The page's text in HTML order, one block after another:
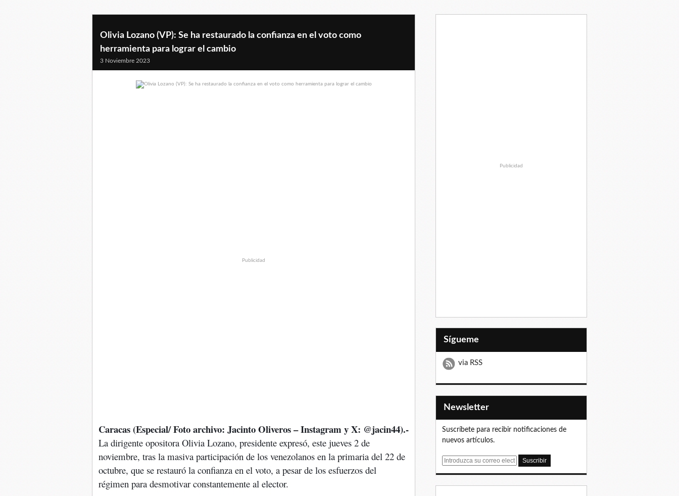
Olivia Lozano (VP): Se ha restaurado la confianza en el voto como
herramienta para lograr el cambio
3 Noviembre 2023
Publicidad
Caracas (Especial/ Foto archivo: Jacinto Oliveros – Instagram y X: @jacin44).-
La dirigente opositora Olivia Lozano, presidente expresó, este jueves 2 de
noviembre, tras la masiva participación de los venezolanos en la primaria del 22 de
octubre, que se restauró la confianza en el voto, a pesar de los esfuerzos del
régimen para desmotivar constantemente al elector.
Publicidad
Sígueme
via RSS
Newsletter
Suscríbete para recibir notificaciones de
nuevos artículos.
E